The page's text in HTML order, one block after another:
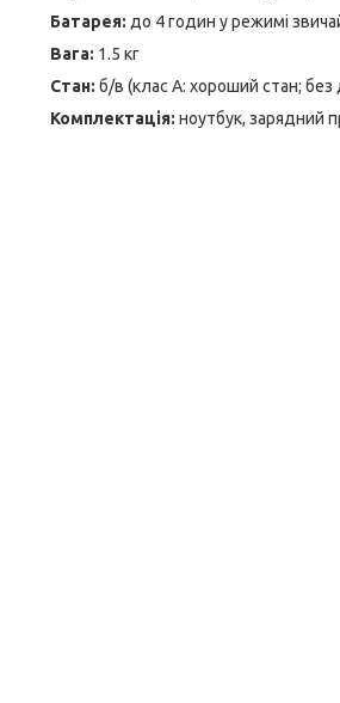
Батарея: до 4 годин у режимі
Вага: 1.5 кг
Стан: б/в (клас А: хороший стан; без
Комплектація: ноутбук, зарядний